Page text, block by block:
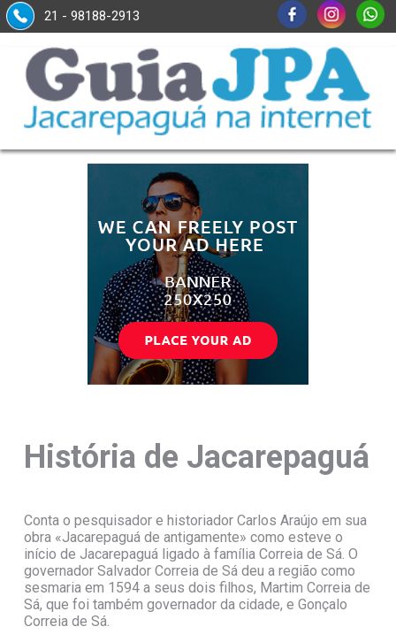
21 - 98188-2913
História de Jacarepaguá
Conta o pesquisador e historiador Carlos Araújo em sua
obra «Jacarepaguá de antigamente» como esteve o
início de Jacarepaguá ligado à família Correia de Sá. O
governador Salvador Correia de Sá deu a região como
sesmaria em 1594 a seus dois filhos, Martim Correia de
Sá, que foi também governador da cidade, e Gonçalo
Correia de Sá.